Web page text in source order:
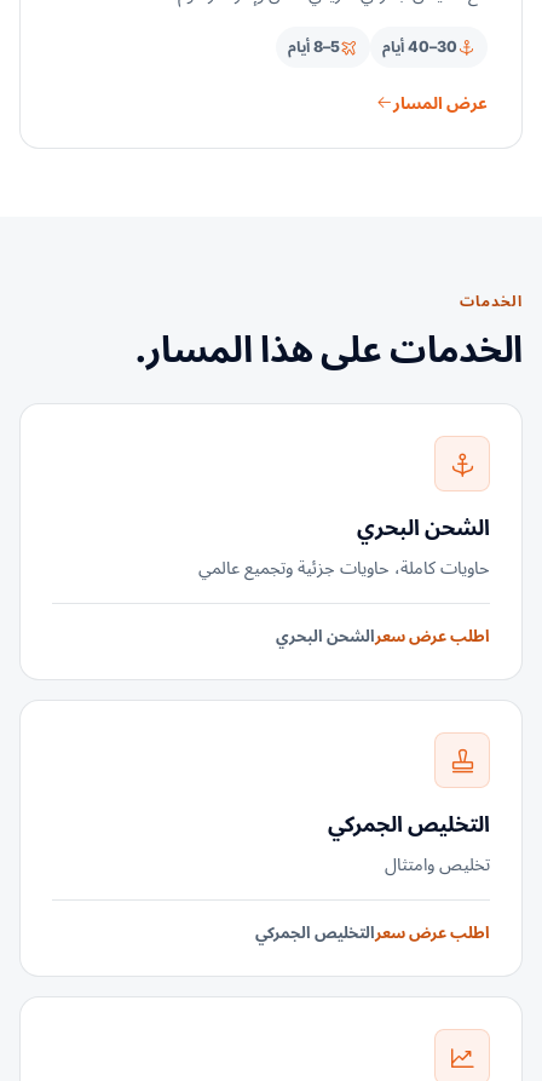
30–40 أيام 5–8 أيام
عرض المسار
الخدمات
الخدمات على هذا المسار.
الشحن البحري
حاويات كاملة، حاويات جزئية وتجميع عالمي
اطلب عرض سعرالشحن البحري
التخليص الجمركي
تخليص وامتثال
اطلب عرض سعرالتخليص الجمركي